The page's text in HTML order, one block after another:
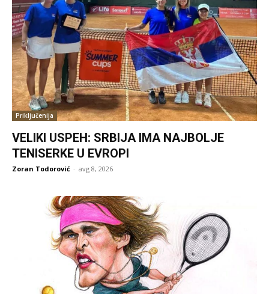
Priključenija
VELIKI USPEH: SRBIJA IMA NAJBOLJE
TENISERKE U EVROPI
Zoran Todorović - avg 8, 2026